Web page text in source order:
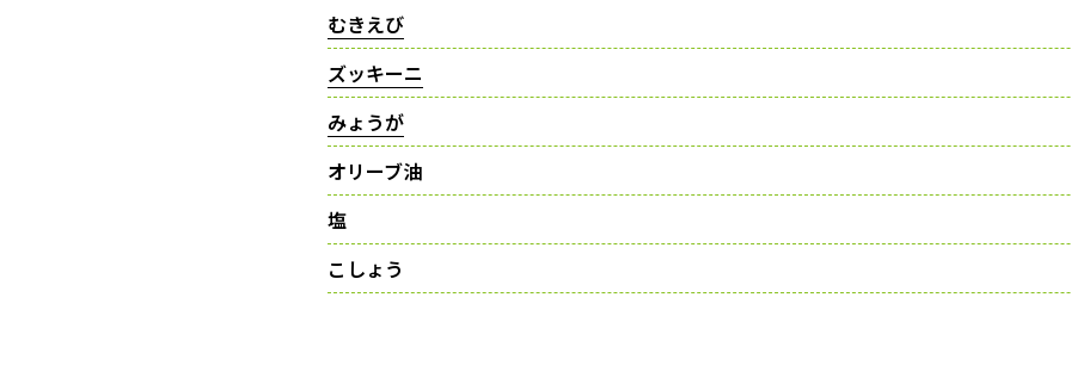
むきえび
ズッキーニ
みょうが
オリーブ油
塩
こしょう